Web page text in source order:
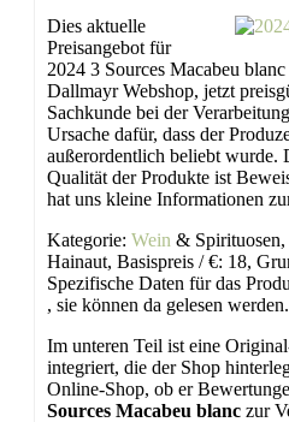
Dies aktuelle
Preisangebot für
2024 3 Sources Macabeu
Dallmayr Webshop, jetzt
Sachkunde bei der
Ursache dafür, dass der
außerordentlich beliebt wurde.
Qualität der Produkte ist
hat uns kleine Informationen
Kategorie: Wein &
Hainaut, Basispreis / €: 18,
Spezifische Daten für das
, sie können da gelesen werden.
Im unteren Teil ist eine
integriert, die der Shop
Online-Shop, ob er
Sources Macabeu blanc zur